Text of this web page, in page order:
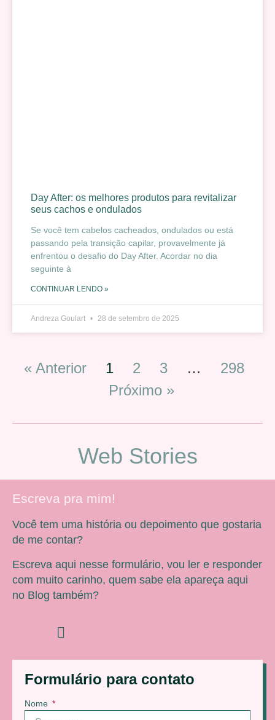
Day After: os melhores produtos para revitalizar
seus cachos e ondulados
Se você tem cabelos cacheados, ondulados ou está
passando pela transição capilar, provavelmente já
enfrentou o desafio do Day After. Acordar no dia
seguinte à
CONTINUAR LENDO »
Andreza Goulart 28 de setembro de 2025
« Anterior 1 2 3 …
298
Próximo »
Web Stories
Formulário para contato
Nome
Escreva pra mim!
Você tem uma história ou depoimento que gostaria
de me contar?
Escreva aqui nesse formulário, vou ler e responder
com muito carinho, quem sabe ela apareça aqui
no Blog também?